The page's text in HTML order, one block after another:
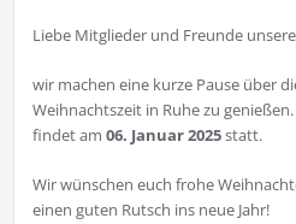
Liebe Mitglieder und Freunde
wir machen eine kurze Pause über
Weihnachtszeit in Ruhe zu
findet am 06. Januar 2025statt.
Wir wünschen euch frohe
einen guten Rutsch ins neue Jahr!